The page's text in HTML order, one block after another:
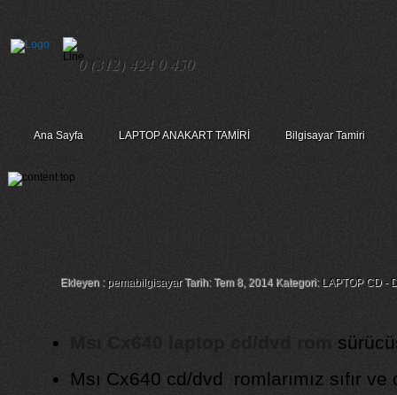
0 (312) 424 0 450
Ana Sayfa LAPTOP ANAKART TAMİRİ Bilgisayar Tamiri
Ekleyen : pemabilgisayarTarih: Tem 8, 2014 Kategori: LAPTOP CD -
Msı Cx640 cd/dvd romlarımız sıfır